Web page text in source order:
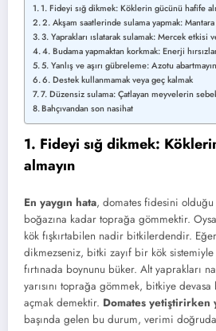
1. Fideyi sığ dikmek: Köklerin gücünü hafife
2. Akşam saatlerinde sulama yapmak:
3. Yaprakları ıslatarak sulamak: Mercek etkisi
4. Budama yapmaktan korkmak: Enerji
5. Yanlış ve aşırı gübreleme: Azotu abartmayın
6. Destek kullanmamak veya geç kalmak
7. Düzensiz sulama: Çatlayan meyvelerin
Bahçıvandan son nasihat
1. Fideyi sığ dikmek:
almayın
En yaygın hata, domates fidesini
boğazına kadar toprağa gömmektir.
kök fışkırtabilen nadir bitkilerdendir.
dikmezseniz, bitki zayıf bir kök
fırtınada boynunu büker. Alt yaprakları
yarısını toprağa gömmek, bitkiye
açmak demektir. Domates yetiştirirken
başında gelen bu durum, verimi